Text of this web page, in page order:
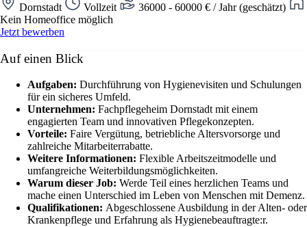
Dornstadt Vollzeit
36000 - 60000 € / Jahr (geschätzt)
Kein Homeoffice möglich
Jetzt bewerben
Auf einen Blick
Aufgaben: Durchführung von Hygienevisiten und Schulungen
für ein sicheres Umfeld.
Unternehmen: Fachpflegeheim Dornstadt mit einem
engagierten Team und innovativen Pflegekonzepten.
Vorteile: Faire Vergütung, betriebliche Altersvorsorge und
zahlreiche Mitarbeiterrabatte.
Weitere Informationen: Flexible Arbeitszeitmodelle und
umfangreiche Weiterbildungsmöglichkeiten.
Warum dieser Job: Werde Teil eines herzlichen Teams und
mache einen Unterschied im Leben von Menschen mit Demenz.
Qualifikationen: Abgeschlossene Ausbildung in der Alten- oder
Krankenpflege und Erfahrung als Hygienebeauftragte:r.